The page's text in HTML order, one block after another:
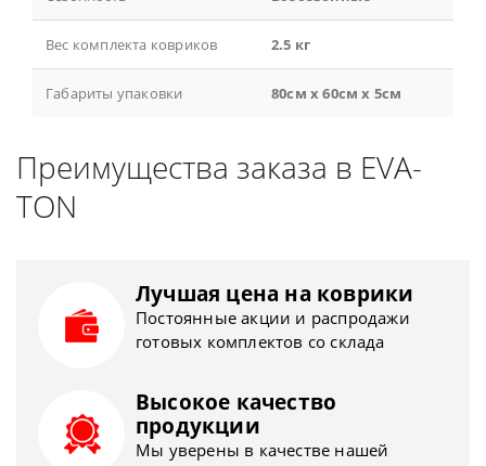
Вес комплекта ковриков 2.5 кг
Габариты упаковки 80см x 60см x 5см
Преимущества заказа в EVA-
TON
Лучшая цена на коврики
Постоянные акции и распродажи
готовых комплектов со склада
Высокое качество
продукции
Мы уверены в качестве нашей